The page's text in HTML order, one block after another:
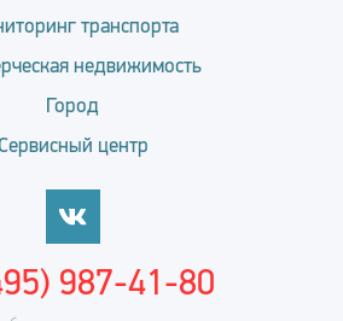
транспорта
недвижимость
Город
Сервисный центр
987-41-80